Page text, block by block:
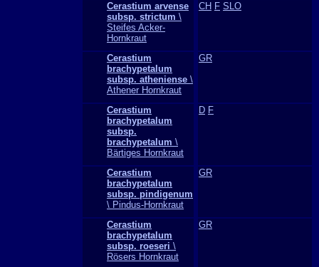
Cerastium arvense
subsp. strictum \
Steifes Acker-
Hornkraut
CH F SLO
Cerastium
brachypetalum
subsp. atheniense \
Athener Hornkraut
GR
Cerastium
brachypetalum
subsp.
brachypetalum \
Bärtiges Hornkraut
D F
Cerastium
brachypetalum
subsp. pindigenum
\ Pindus-Hornkraut
GR
Cerastium
brachypetalum
subsp. roeseri \
Rösers Hornkraut
GR